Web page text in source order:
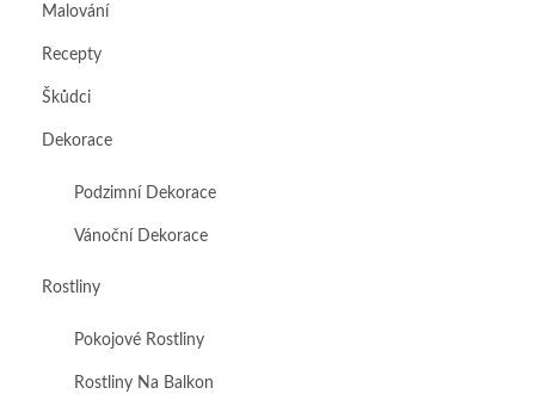
Malování
Recepty
Škůdci
Dekorace
Podzimní Dekorace
Vánoční Dekorace
Rostliny
Pokojové Rostliny
Rostliny Na Balkon